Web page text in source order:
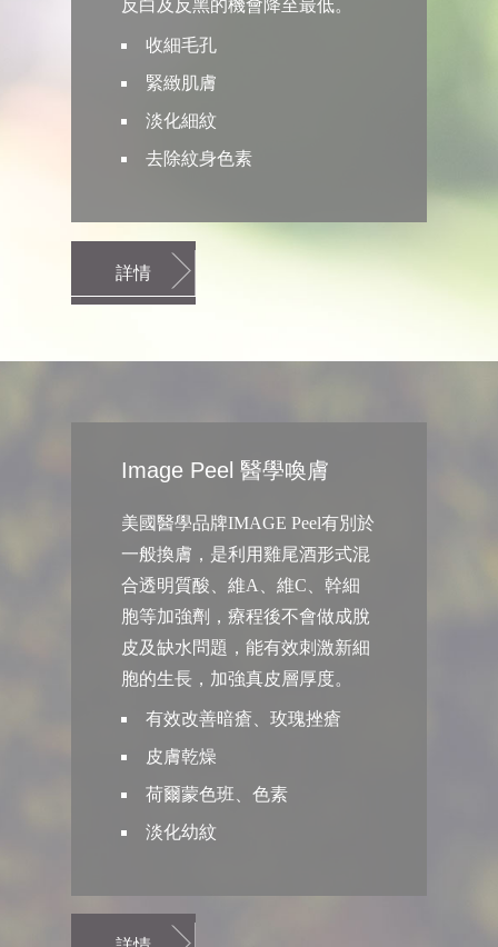
反白及反黑的機會降至最低。
收細毛孔
緊緻肌膚
淡化細紋
去除紋身色素
詳情
Image Peel 醫學喚膚
美國醫學品牌IMAGE Peel有別於
一般換膚，是利用雞尾酒形式混
合透明質酸、維A、維C、幹細
胞等加強劑，療程後不會做成脫
皮及缺水問題，能有效刺激新細
胞的生長，加強真皮層厚度。
有效改善暗瘡、玫瑰挫瘡
皮膚乾燥
荷爾蒙色班、色素
淡化幼紋